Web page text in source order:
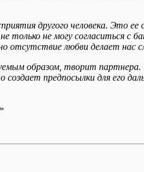
другого человека. Это
не могу согласиться с
отсутствие любви делает нас
образом, творит
предпосылки для его